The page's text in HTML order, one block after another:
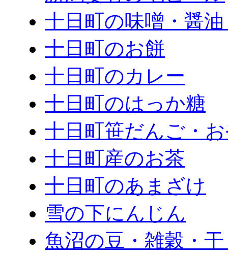
十日町の味噌・醤
十日町のお餅
十日町のカレー
十日町のはっか糖
十日町笹だんご・
十日町産のお茶
十日町のあまざけ
雪の下にんじん
魚沼の豆・雑穀・